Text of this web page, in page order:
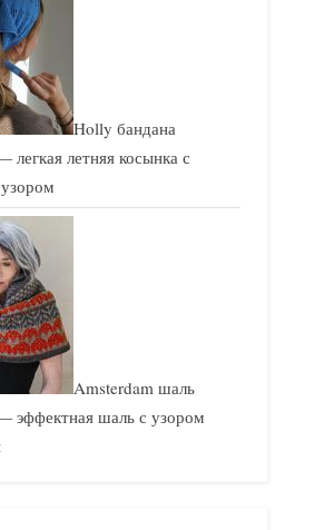
Holly бандана
легкая летняя косынка с
Amsterdam шаль
эффектная шаль с узором